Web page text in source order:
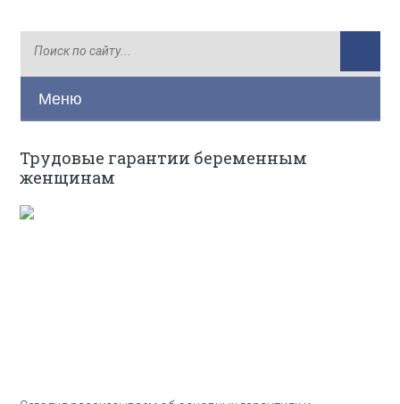
Меню
Трудовые гарантии беременным
женщинам